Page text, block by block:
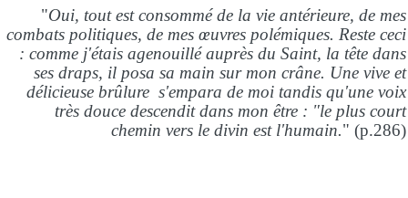
"Oui, tout est consommé de la vie antérieure, de mes
combats politiques, de mes œuvres polémiques. Reste ceci
: comme j'étais agenouillé auprès du Saint, la tête dans
ses draps, il posa sa main sur mon crâne. Une vive et
délicieuse brûlure s'empara de moi tandis qu'une voix
très douce descendit dans mon être : "le plus court
chemin vers le divin est l'humain." (p.286)